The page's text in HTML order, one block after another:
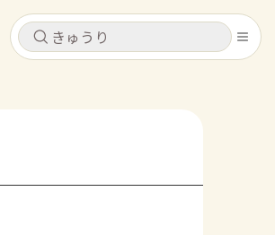
キャンセル
キャンセル